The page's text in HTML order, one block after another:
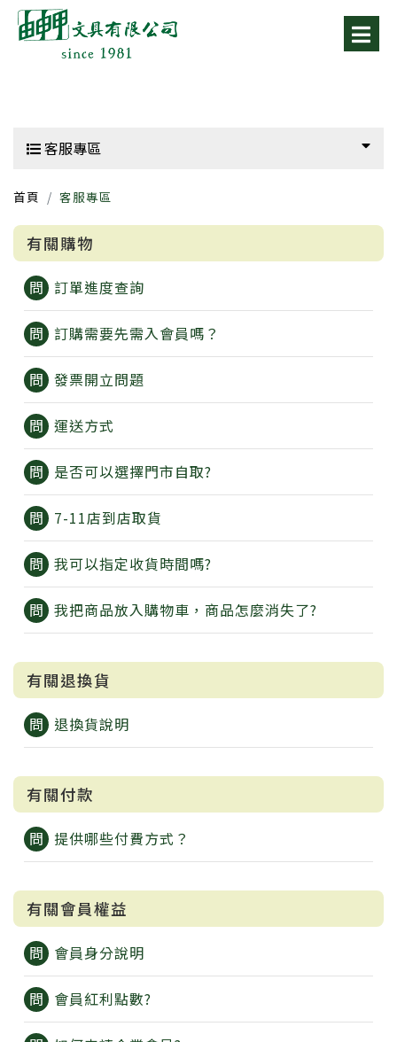
客服專區
首頁 客服專區
有關購物
訂單進度查詢
訂購需要先需入會員嗎？
發票開立問題
運送方式
是否可以選擇門市自取?
7-11店到店取貨
我可以指定收貨時間嗎?
我把商品放入購物車，商品怎麼消失了?
有關退換貨
退換貨說明
有關付款
提供哪些付費方式？
有關會員權益
會員身分說明
會員紅利點數?